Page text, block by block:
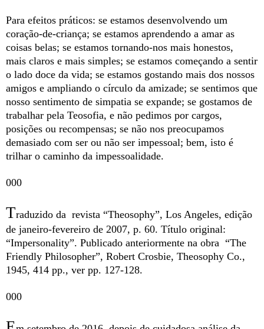
Para efeitos práticos: se estamos desenvolvendo um
coração-de-criança; se estamos aprendendo a amar as
coisas belas; se estamos tornando-nos mais honestos,
mais claros e mais simples; se estamos começando a sentir
o lado doce da vida; se estamos gostando mais dos nossos
amigos e ampliando o círculo da amizade; se sentimos que
nosso sentimento de simpatia se expande; se gostamos de
trabalhar pela Teosofia, e não pedimos por cargos,
posições ou recompensas; se não nos preocupamos
demasiado com ser ou não ser impessoal; bem, isto é
trilhar o caminho da impessoalidade.
000
Traduzido da revista “Theosophy”, Los Angeles, edição
de janeiro-fevereiro de 2007, p. 60. Título original:
“Impersonality”. Publicado anteriormente na obra “The
Friendly Philosopher”, Robert Crosbie, Theosophy Co.,
1945, 414 pp., ver pp. 127-128.
000